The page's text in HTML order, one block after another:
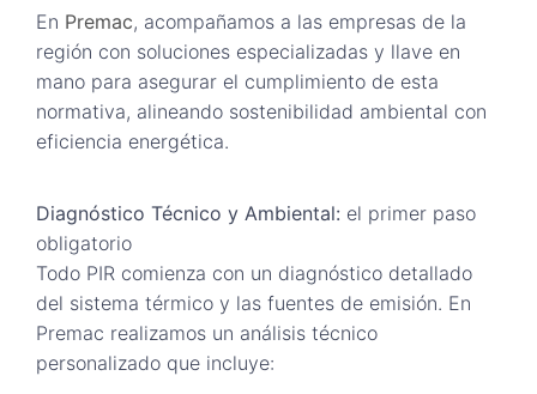
En Premac, acompañamos a las empresas de la
región con soluciones especializadas y llave en
mano para asegurar el cumplimiento de esta
normativa, alineando sostenibilidad ambiental con
eficiencia energética.
Diagnóstico Técnico y Ambiental: el primer paso
obligatorio
Todo PIR comienza con un diagnóstico detallado
del sistema térmico y las fuentes de emisión. En
Premac realizamos un análisis técnico
personalizado que incluye: